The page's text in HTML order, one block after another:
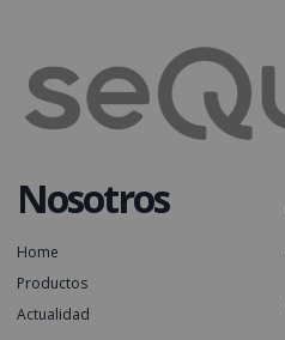
Nosotros
Home
Productos
Actualidad